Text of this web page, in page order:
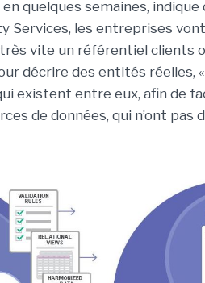
quelques semaines, indique
Services, les entreprises
vite un référentiel clients
décrire des entités réelles,
existent entre eux, afin de
de données, qui n’ont